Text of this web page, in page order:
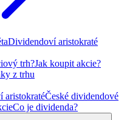
Dividendoví aristokraté
trh?Jak koupit akcie?
z trhu
aristokratéČeské dividendové
Co je dividenda?